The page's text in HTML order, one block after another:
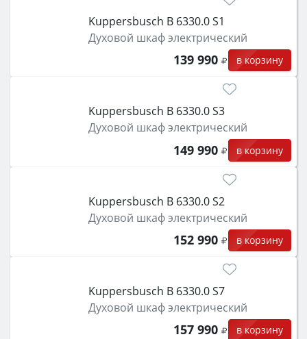
Kuppersbusch B 6330.0 S1
Духовой шкаф электрический
139 990 в корзину
Kuppersbusch B 6330.0 S3
Духовой шкаф электрический
149 990 в корзину
Kuppersbusch B 6330.0 S2
Духовой шкаф электрический
152 990 в корзину
Kuppersbusch B 6330.0 S7
Духовой шкаф электрический
157 990 в корзину